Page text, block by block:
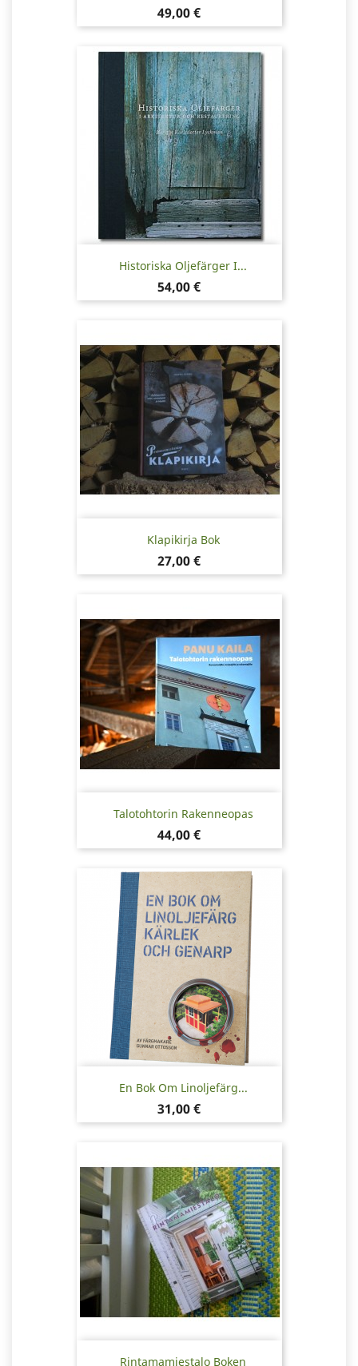
Pris
49,00 €
Historiska Oljefärger I...
Pris
54,00 €
Klapikirja Bok
Pris
27,00 €
Talotohtorin Rakenneopas
Pris
44,00 €
En Bok Om Linoljefärg...
Pris
31,00 €
Rintamamiestalo Boken